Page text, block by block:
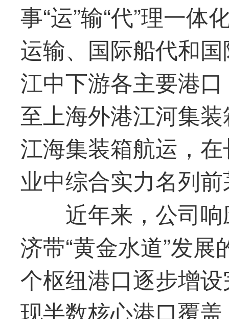
事“运”输“代”理一
运输、国际船代和
江中下游各主要港
至上海外港江河集
江海集装箱航运，
业中综合实力名列
近年来，公司
济带“黄金水道”发
个枢纽港口逐步增
现半数核心港口覆